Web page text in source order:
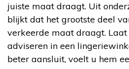
juiste maat draagt. Uit
blijkt dat het grootste deel
verkeerde maat draagt. Laat
adviseren in een
beter aansluit, voelt u hem